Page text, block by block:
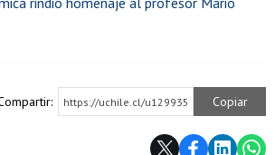
https://uchile.cl/u129935 Copiar